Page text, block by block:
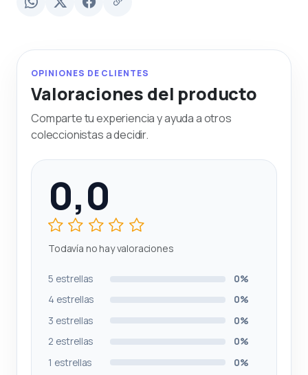
OPINIONES DE CLIENTES
Valoraciones del producto
Comparte tu experiencia y ayuda a otros
coleccionistas a decidir.
0,0
Todavía no hay valoraciones
5 estrellas
0%
4 estrellas
0%
3 estrellas
0%
2 estrellas
0%
1 estrellas
0%